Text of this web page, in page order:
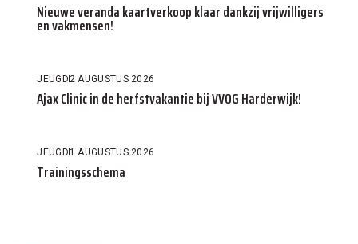
Nieuwe veranda kaartverkoop klaar dankzij vrijwilligers
en vakmensen!
JEUGD2 AUGUSTUS 2026
Ajax Clinic in de herfstvakantie bij VVOG Harderwijk!
JEUGD1 AUGUSTUS 2026
Trainingsschema